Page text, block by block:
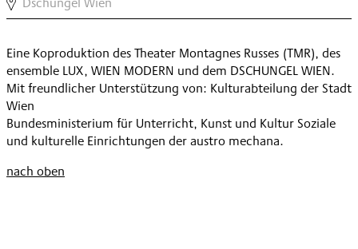
ALTEN
,
»DAS
MÄRCHEN
ALTEN
MANN«
,
WIEN
»DAS
MÄRCHEN
VOM
ALTEN
MANN«
,
Eine Koproduktion des Theater Montagnes Russes (TMR), des
ensemble LUX, WIEN MODERN und dem DSCHUNGEL WIEN.
Mit freundlicher Unterstützung von: Kulturabteilung der Stadt
Wien
Bundesministerium für Unterricht, Kunst und Kultur Soziale
und kulturelle Einrichtungen der austro mechana.
nach oben